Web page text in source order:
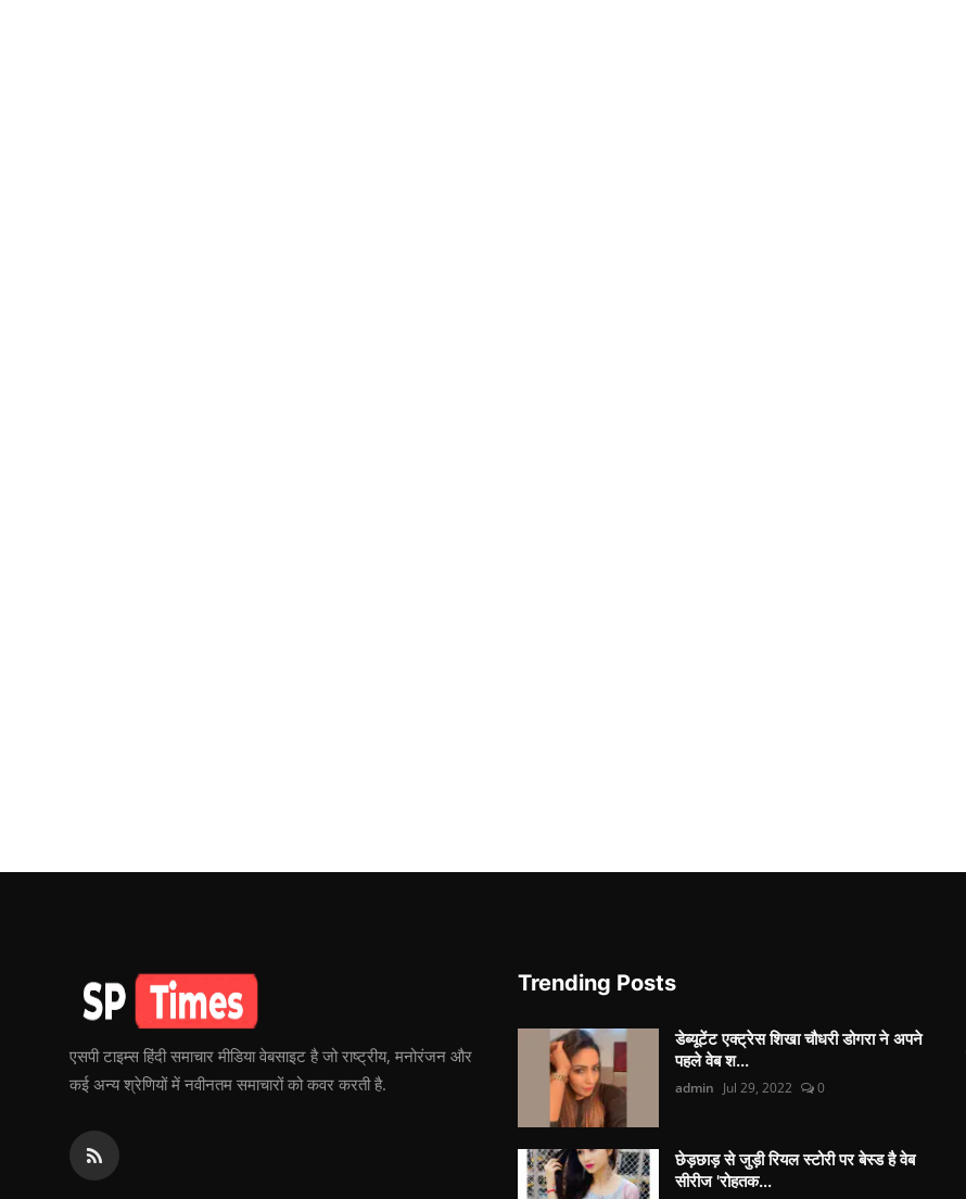
एसपी टाइम्स हिंदी समाचार मीडिया वेबसाइट है जो राष्ट्रीय, मनोरंजन और
कई अन्य श्रेणियों में नवीनतम समाचारों को कवर करती है.
Trending Posts
डेब्यूटेंट एक्ट्रेस शिखा चौधरी डोगरा ने अपने
पहले वेब श...
admin Jul 29, 2022 0
छेड़छाड़ से जुड़ी रियल स्टोरी पर बेस्ड है वेब
सीरीज 'रोहतक...